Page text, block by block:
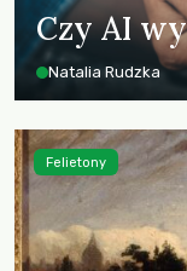
Czy AI
Natalia Rudzka
Felietony